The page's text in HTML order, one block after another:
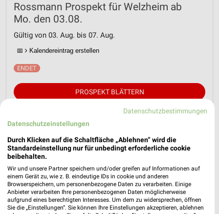
Rossmann Prospekt für Welzheim ab
Mo. den 03.08.
Gültig von 03. Aug. bis 07. Aug.
📅 Kalendereintrag erstellen
PROSPEKT BLÄTTERN
Datenschutzbestimmungen
Datenschutzeinstellungen
Durch Klicken auf die Schaltfläche „Ablehnen“ wird die
Standardeinstellung nur für unbedingt erforderliche cookie
beibehalten.
Wir und unsere Partner speichern und/oder greifen auf Informationen auf
einem Gerät zu, wie z. B. eindeutige IDs in cookie und anderen
Browserspeichern, um personenbezogene Daten zu verarbeiten. Einige
Anbieter verarbeiten Ihre personenbezogenen Daten möglicherweise
aufgrund eines berechtigten Interesses. Um dem zu widersprechen, öffnen
Sie die „Einstellungen“. Sie können Ihre Einstellungen akzeptieren, ablehnen